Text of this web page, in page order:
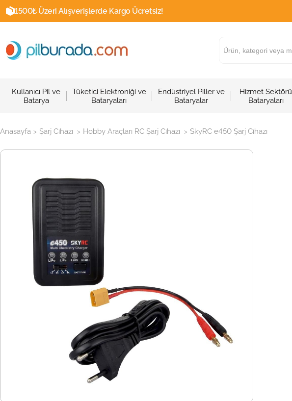
1500₺ Üzeri Alışverişlerde Kargo Ücretsiz!
Kullanıcı Pil ve
Batarya
Tüketici Elektroniği ve
Bataryaları
Endüstriyel Piller ve
Bataryalar
Hizmet Sektörü
Bataryaları
Anasayfa > Şarj Cihazı > Hobby Araçları RC Şarj Cihazı > SkyRC e450 Şarj Cihazı